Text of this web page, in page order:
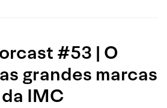
#53 | O
grandes marcas
da IMC